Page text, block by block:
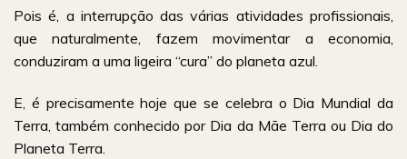
Pois é, a interrupção das várias atividades profissionais,
que naturalmente, fazem movimentar a economia,
conduziram a uma ligeira “cura” do planeta azul.
E, é precisamente hoje que se celebra o Dia Mundial da
Terra, também conhecido por Dia da Mãe Terra ou Dia do
Planeta Terra.